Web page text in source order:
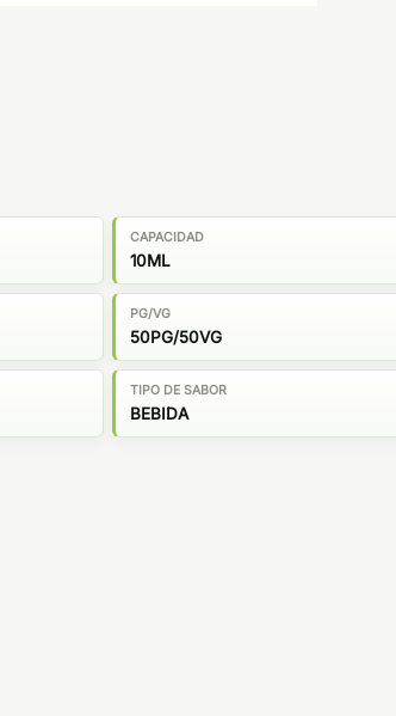
CAPACIDAD
10ML
PG/VG
50PG/50VG
TIPO DE SABOR
BEBIDA